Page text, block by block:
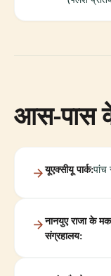
आस-पास
यूएक्सीयू पार्क:पांच
नानयुए राजा के
संग्रहालय: